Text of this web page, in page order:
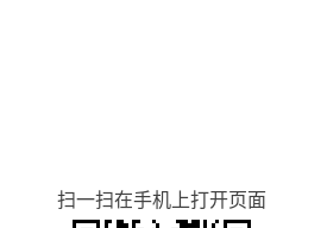
扫一扫在手机上打开页面